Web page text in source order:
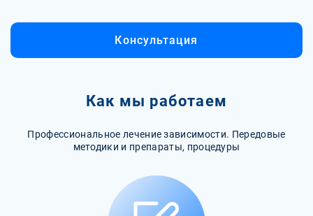
Консультация
Как мы работаем
Профессиональное лечение зависимости. Передовые
методики и препараты, процедуры